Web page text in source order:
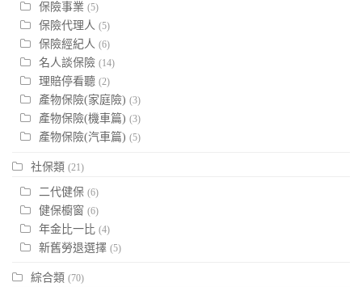
保險事業 (5)
保險代理人 (5)
保險經紀人 (6)
名人談保險 (14)
理賠停看聽 (2)
產物保險(家庭險) (3)
產物保險(機車篇) (3)
產物保險(汽車篇) (5)
社保類 (21)
二代健保 (6)
健保櫥窗 (6)
年金比一比 (4)
新舊勞退選擇 (5)
綜合類 (70)